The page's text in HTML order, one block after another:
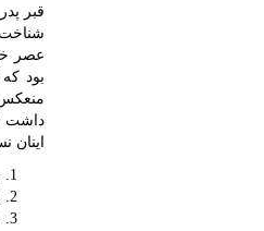
شناخت
عصر
بود
داشت